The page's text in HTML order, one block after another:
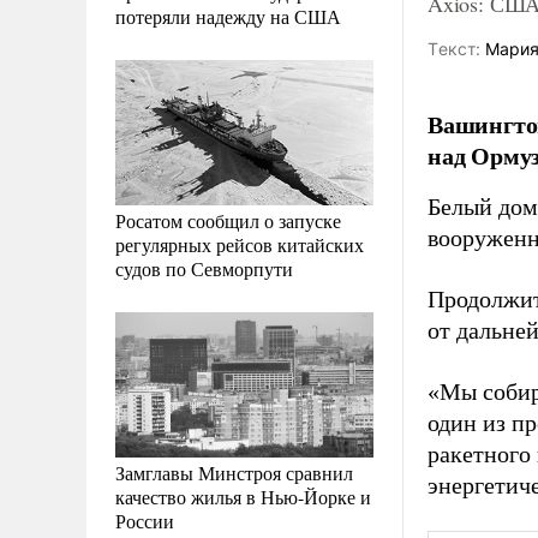
потеряли надежду на США
Росатом сообщил о запуске
регулярных рейсов китайских
судов по Севморпути
Замглавы Минстроя сравнил
качество жилья в Нью-Йорке и
России
Tекст:
над
Белый дом
от
«Мы
один из